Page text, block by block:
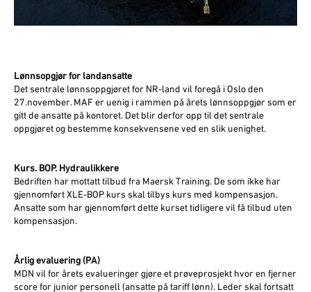
Lønnsopgjør for landansatte
Det sentrale lønnsoppgjøret for NR-land vil foregå i Oslo den
27.november. MAF er uenig i rammen på årets lønnsoppgjør som er
gitt de ansatte på kontoret. Det blir derfor opp til det sentrale
oppgjøret og bestemme konsekvensene ved en slik uenighet.
Kurs. BOP. Hydraulikkere
Bedriften har mottatt tilbud fra Maersk Training. De som ikke har
gjennomført XLE-BOP kurs skal tilbys kurs med kompensasjon.
Ansatte som har gjennomført dette kurset tidligere vil få tilbud uten
kompensasjon.
Årlig evaluering (PA)
MDN vil for årets evalueringer gjøre et prøveprosjekt hvor en fjerner
score for junior personell (ansatte på tariff lønn). Leder skal fortsatt